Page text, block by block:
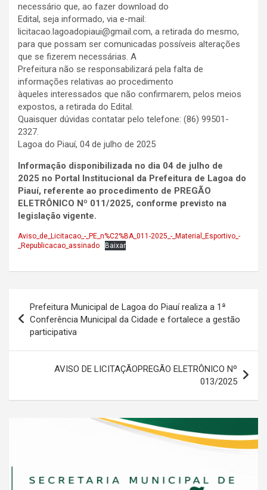
necessário que, ao fazer download do
Edital, seja informado, via e-mail:
licitacao.lagoadopiaui@gmail.com, a retirada do mesmo,
para que possam ser comunicadas possíveis alterações
que se fizerem necessárias. A
Prefeitura não se responsabilizará pela falta de
informações relativas ao procedimento
àqueles interessados que não confirmarem, pelos meios
expostos, a retirada do Edital.
Quaisquer dúvidas contatar pelo telefone: (86) 99501-
2327.
Lagoa do Piauí, 04 de julho de 2025
Informação disponibilizada no dia 04 de julho de
2025 no Portal Institucional da Prefeitura de Lagoa do
Piauí, referente ao procedimento de PREGÃO
ELETRÔNICO Nº 011/2025, conforme previsto na
legislação vigente.
Aviso_de_Licitacao_-_PE_n%C2%BA_011-2025_-_Material_Esportivo_-
_Republicacao_assinado
Baixar
de
Post
Prefeitura Municipal de Lagoa do Piauí realiza a 1ª
Conferência Municipal da Cidade e fortalece a gestão
participativa
AVISO DE LICITAÇÃOPREGÃO ELETRÔNICO Nº
013/2025